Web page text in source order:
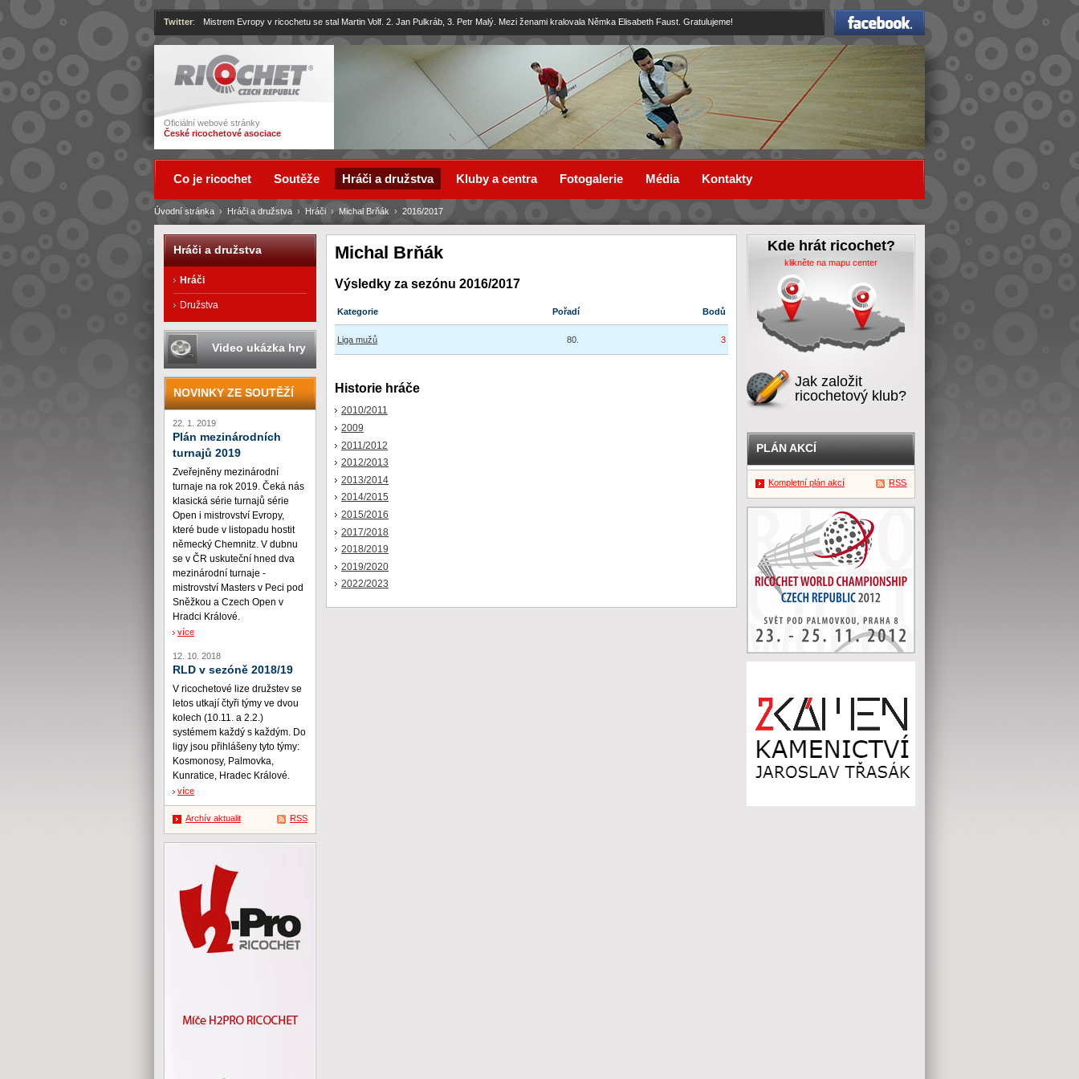
Ricochet
Oficiální webové stránky
České ricochetové asociace
Facebook
Twitter: Mistrem Evropy v ricochetu se stal Martin Volf. 2. Jan Pulkráb, 3. Petr Malý. Mezi ženami kralovala Němka Elisabeth Faust. Gratulujeme!
Michal Brňák
Výsledky za sezónu 2016/2017
Kategorie Pořadí Bodů
Liga mužů 80. 3
Historie hráče
2010/2011
2009
2011/2012
2012/2013
2013/2014
2014/2015
2015/2016
2017/2018
2018/2019
2019/2020
2022/2023
Úvodní stránka › Hráči a družstva › Hráči › Michal Brňák › 2016/2017
Co je ricochet Soutěže Hráči a družstva Kluby a centra Fotogalerie Média Kontakty
Hráči a družstva
Hráči
Družstva
Video ukázka hry
NOVINKY ZE SOUTĚŽÍ
22. 1. 2019
Plán mezinárodních
turnajů 2019
Zveřejněny mezinárodní
turnaje na rok 2019. Čeká nás
klasická série turnajů série
Open i mistrovství Evropy,
které bude v listopadu hostit
německý Chemnitz. V dubnu
se v ČR uskuteční hned dva
mezinárodní turnaje -
mistrovství Masters v Peci pod
Sněžkou a Czech Open v
Hradci Králové.
více
12. 10. 2018
RLD v sezóně 2018/19
V ricochetové lize družstev se
letos utkají čtyři týmy ve dvou
kolech (10.11. a 2.2.)
systémem každý s každým. Do
ligy jsou přihlášeny tyto týmy:
Kosmonosy, Palmovka,
Kunratice, Hradec Králové.
více
Archív aktualit RSS
Kde hrát ricochet?
klikněte na mapu center
Jak založit
ricochetový klub?
PLÁN AKCÍ
Kompletní plán akcí RSS